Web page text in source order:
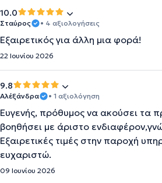
10.0
Σταύρος • 4 αξιολογήσεις
Εξαιρετικός για άλλη μια φορά!
22 Ιουνίου 2026
9.8
Αλέξάνδρα • 1 αξιολόγηση
Ευγενής, πρόθυμος να ακούσει τα
βοηθήσει με άριστο
Εξαιρετικές τιμές στην παροχή
ευχαριστώ.
09 Ιουνίου 2026